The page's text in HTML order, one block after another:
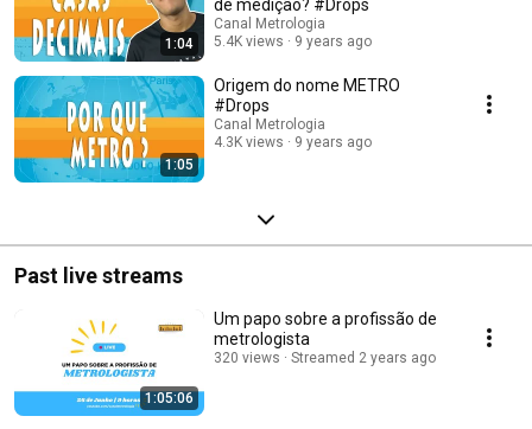
1:04
de medição? #Drops
Canal Metrologia
5.4K views
9 years ago
1:05
Origem do nome METRO
#Drops
Canal Metrologia
4.3K views
9 years ago
Past live streams
1:05:06
Um papo sobre a profissão de
metrologista
320 views Streamed 2 years ago